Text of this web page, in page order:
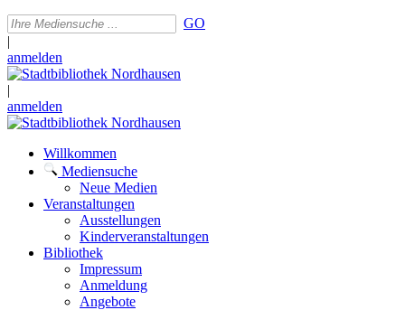
GO
|
anmelden
|
anmelden
Willkommen
Mediensuche
Neue Medien
Veranstaltungen
Ausstellungen
Kinderveranstaltungen
Bibliothek
Impressum
Anmeldung
Angebote